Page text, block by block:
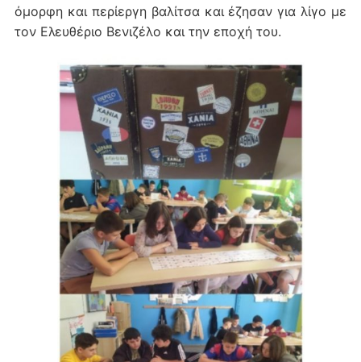
όμορφη και περίεργη βαλίτσα και έζησαν για λίγο με
τον Ελευθέριο Βενιζέλο και την εποχή του.